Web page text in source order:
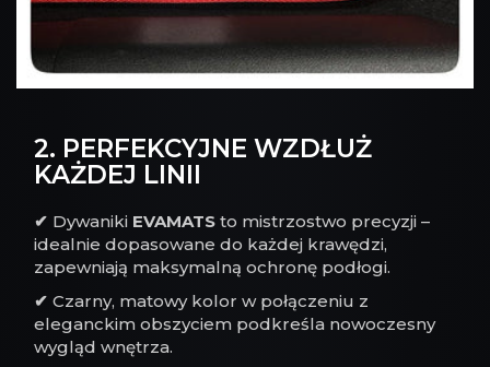
2. PERFEKCYJNE WZDŁUŻ
KAŻDEJ LINII
✔ Dywaniki EVAMATS to mistrzostwo precyzji –
idealnie dopasowane do każdej krawędzi,
zapewniają maksymalną ochronę podłogi.
✔ Czarny, matowy kolor w połączeniu z
eleganckim obszyciem podkreśla nowoczesny
wygląd wnętrza.